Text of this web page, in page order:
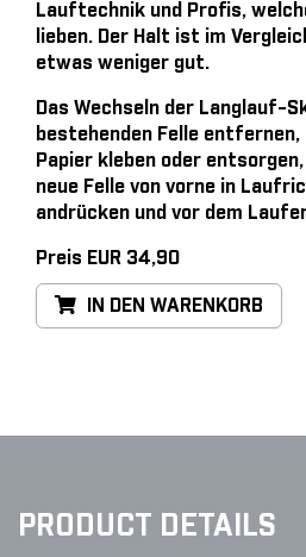
Lauftechnik und Profis,
lieben. Der Halt ist im
etwas weniger gut.
Das Wechseln der Langlauf-
bestehenden Felle
Papier kleben oder
neue Felle von vorne in
andrücken und vor dem
Preis EUR 34,90
IN DEN WARENKORB
PRODUCT DETAILS